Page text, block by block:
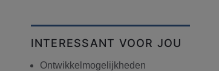
INTERESSANT VOOR JOU
Ontwikkelmogelijkheden